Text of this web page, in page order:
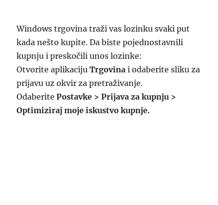
Windows trgovina traži vas lozinku svaki put
kada nešto kupite. Da biste pojednostavnili
kupnju i preskočili unos lozinke:
Otvorite aplikacijuTrgovina i odaberite sliku za
prijavu uz okvir za pretraživanje.
OdaberitePostavke > Prijava za kupnju >
Optimiziraj moje iskustvo kupnje.